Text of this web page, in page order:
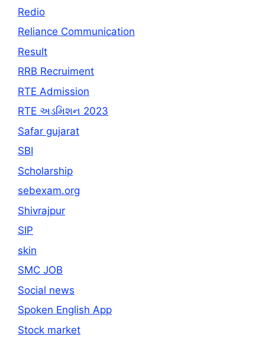
Redio
Reliance Communication
Result
RRB Recruiment
RTE Admission
RTE અડમિશન 2023
Safar gujarat
SBI
Scholarship
sebexam.org
Shivrajpur
SIP
skin
SMC JOB
Social news
Spoken English App
Stock market